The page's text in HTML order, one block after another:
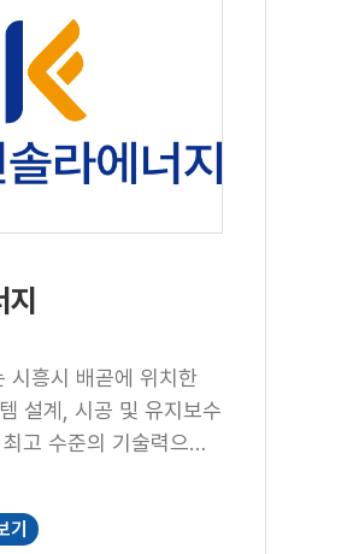
시흥시 배곧에 위치한
설계, 시공 및 유지보수
고 수준의 기술력으로
능한 미래를 선도합니
기